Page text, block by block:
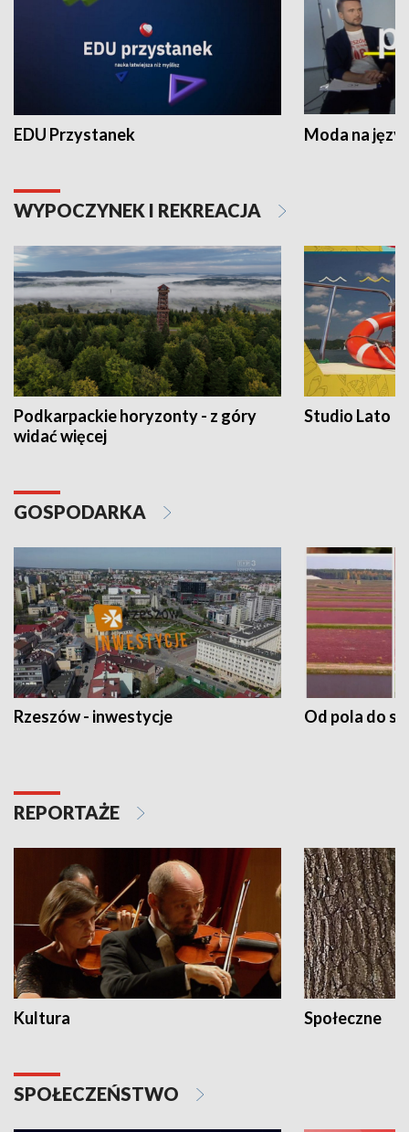
EDU Przystanek Moda na
WYPOCZYNEK I REKREACJA
Podkarpackie horyzonty - z góry
widać więcej
Studio Lato
GOSPODARKA
Rzeszów - inwestycje Od pola do
REPORTAŻE
Kultura Społeczne
SPOŁECZEŃSTWO